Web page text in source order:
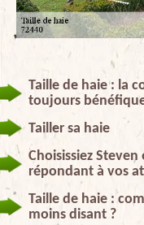
Taille de haie : la
toujours
Tailler sa haie
Choisissiez
répondant à vos
Taille de haie :
moins disant ?